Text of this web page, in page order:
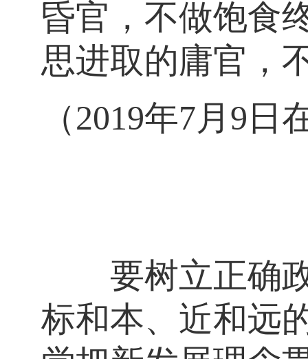
昏官，不做饱食
思进取的庸官，
（2019年7月9
要树立正确政
标和本、近和远